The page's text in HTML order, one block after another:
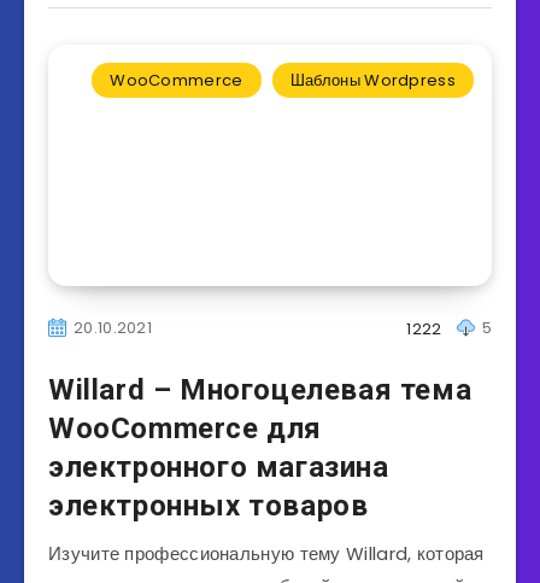
WooCommerce Шаблоны Wordpress
20.10.2021 5
1222
Willard – Многоцелевая тема
WooCommerce для
электронного магазина
электронных товаров
Изучите профессиональную тему Willard, которая